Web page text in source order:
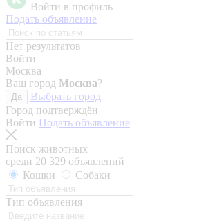
Войти в профиль
Подать объявление
Нет результатов
Войти
Москва
Ваш город Москва?
Да
Выбрать город
Город подтверждён
Войти Подать объявление
Поиск животных
среди 20 329 объявлений
Кошки
Собаки
Тип объявления